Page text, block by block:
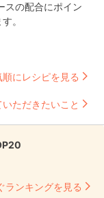
スの配合にポイン
。
順にレシピを見る
ただきたいこと
ランキングを見る